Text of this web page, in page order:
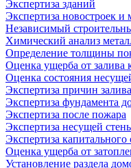
Экспертиза зданий
Экспертиза новостроек
Независимый
Химический анализ
Определение толщины
Оценка ущерба от залива
Оценка состояния
Экспертиза причин
Экспертиза фундамента
Экспертиза после пожара
Экспертиза несущей
Экспертиза капитального
Оценка ущерба от
Установление раздела